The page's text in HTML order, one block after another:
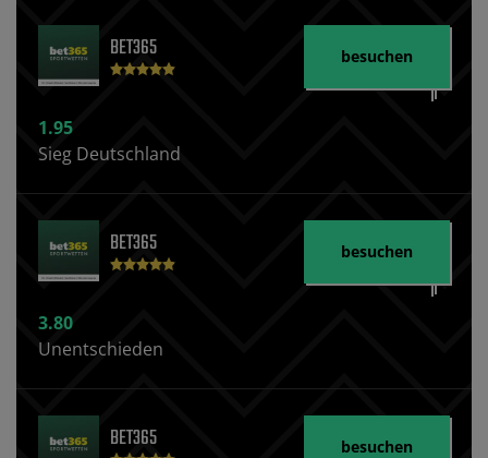
BET365
1.95
Sieg Deutschland
besuchen
BET365
3.80
Unentschieden
besuchen
BET365 besuchen